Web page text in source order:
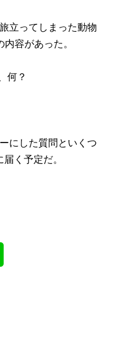
立ってしまった動物
容があった。
何？
にした質問といくつ
く予定だ。